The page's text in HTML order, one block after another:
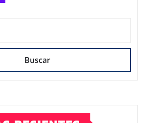
Buscar